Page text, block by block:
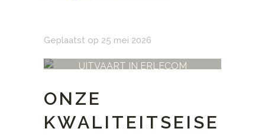
Geplaatst op 25 mei 2026
UITVAART IN ERLECOM
ONZE
KWALITEITSEISE